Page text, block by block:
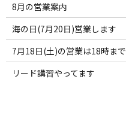
8月の営業案内
海の日(7月20日)営業します
7月18日(土)の営業は18時まで
リード講習やってます